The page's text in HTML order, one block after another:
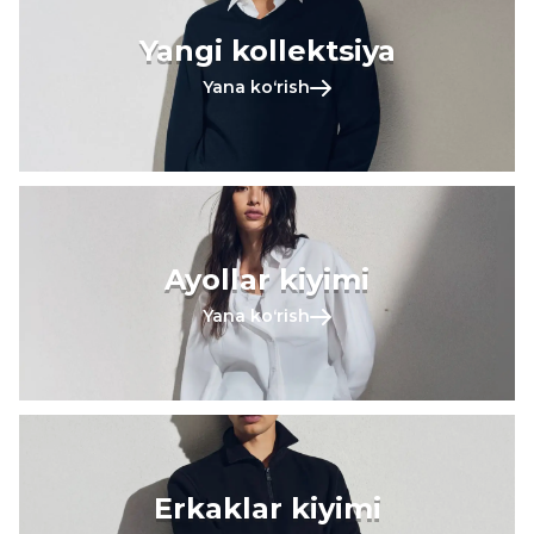
Yangi kollektsiya
Yana koʻrish
Ayollar kiyimi
Yana koʻrish
Erkaklar kiyimi